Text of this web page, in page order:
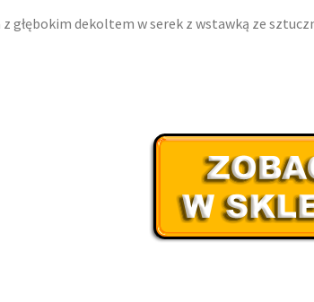
głębokim dekoltem w serek z wstawką ze